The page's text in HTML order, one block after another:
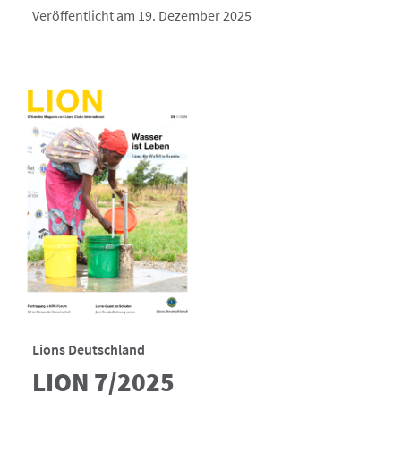
Veröffentlicht am 19. Dezember 2025
Lions Deutschland
LION 7/2025